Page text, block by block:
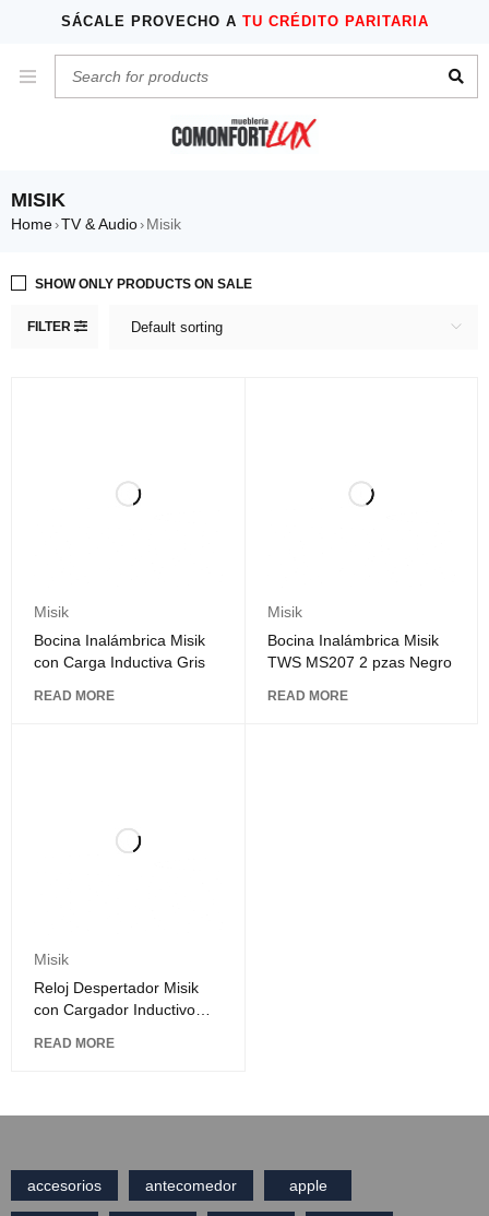
SÁCALE PROVECHO A TU CRÉDITO PARITARIA
MISIK
Home›TV & Audio› Misik
FILTER Default sorting
SHOW ONLY PRODUCTS ON SALE
Misik
Bocina Inalámbrica Misik
con Carga Inductiva Gris
READ MORE
Misik
Bocina Inalámbrica Misik
TWS MS207 2 pzas Negro
READ MORE
Misik
Reloj Despertador Misik
con Cargador Inductivo
READ MORE
accesorios antecomedor apple